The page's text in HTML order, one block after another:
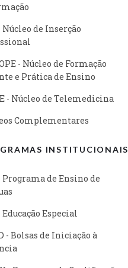
Núcleo de Inserção
- Núcleo de Formação
e Prática de Ensino
- Núcleo de Telemedicina
Complementares
INSTITUCIONAIS
Programa de Ensino de
Educação Especial
- Bolsas de Iniciação à